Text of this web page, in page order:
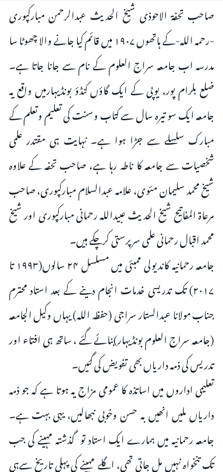
صاحب تحفۃ الاحوذی شیخ الحدیث عبدالرحمن مبارکپوری
-رحمہ اللہ-کے ہاتھوں ۱۹۰۷ میں قائم کیا جانے والا چھوٹا سا
مدرسہ اب جامعہ سراج العلوم کے نام سے جانا جاتا ہے۔
ضلع بلرام پور، یوپی کے ایک گاؤں کنڈؤ بونڈیہارمیں واقع یہ
جامعہ ایک سو تیرہ سال سے کتاب وسنت کی تعلیم وتعلم کے
مبارک سلسلے سے جڑا ہوا ہے۔ نہایت ہی مقتدر علمی
شخصیات سے جامعہ کا ناطہ رہا ہے، صاحب تحفہ کے علاوہ
شیخ محمد سلیمان مئوی، علامہ عبدالسلام مبارکپوری، صاحب
مرعاۃ المفاتیح شیخ الحدیث عبیداللہ رحمانی مبارکپوری اور شیخ
محمد اقبال رحمانی علمی سرپرستی کرچکے ہیں۔
جامعہ رحمانیہ کاندیولی ممبئی میں مسلسل ۲۴ سالوں(۱۹۹۳ تا
۲۰۱۷) تک تدریسی خدمات انجام دینے کے بعد استاد محترم
جناب مولانا عبدالستار سراجی (حفظہ اللہ) یہاں وکیل الجامعہ
(جامعہ سراج العلوم بونڈیہار)بنائے گئے ، ساتھ ہی افتاء اور
تدریس کی ذمہ داریاں بھی تفویض کی گئیں۔
تعلیمی اداروں میں اساتذہ کا عمومی مزاج یہ ہوتا ہے کہ جو ذمہ
داریاں ملیں انھیں بہ حسن وخوبی نبھالیں، یہی بہت ہے۔
جامعہ رحمانیہ میں ہمارے ایک استاد تو گذشتہ مہینے کی جب
تک تنخواہ نہیں مل جاتی تھی، اگلے مہینے کی پہلی تاریخ سےہی